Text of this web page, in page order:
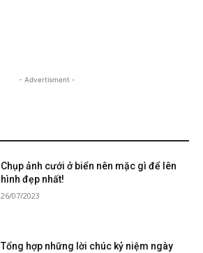
- Advertisment -
Chụp ảnh cưới ở biển nên mặc gì để lên
hình đẹp nhất!
26/07/2023
Tổng hợp những lời chúc kỷ niệm ngày